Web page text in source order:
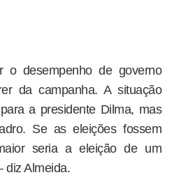
desempenho de governo
da campanha. A situação
a presidente Dilma, mas
Se as eleições fossem
seria a eleição de um
diz Almeida.